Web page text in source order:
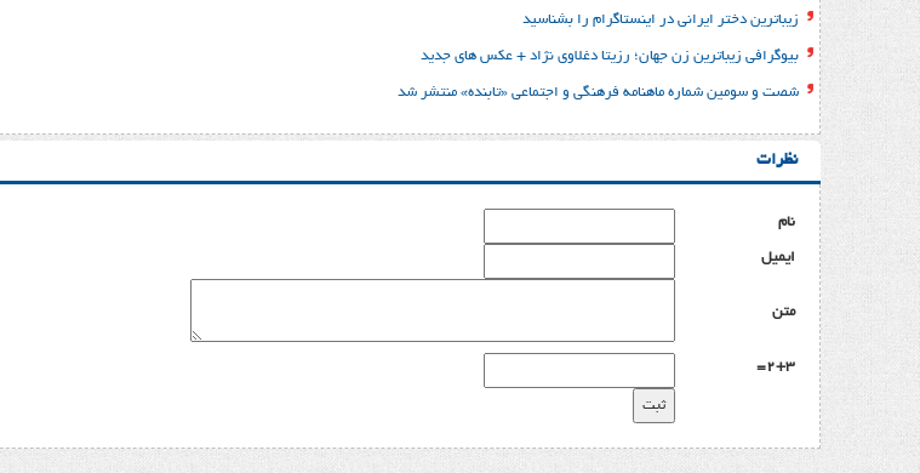
زیباترین دختر ایرانی در اینستاگرام را بشناسید
بیوگرافی زیباترین زن جهان؛ رزیتا دغلاوی نژاد + عکس های جدید
شصت و سومین شماره ماهنامه فرهنگی و اجتماعی «تابنده» منتشر شد
نظرات
نام
ایمیل
متن
2+3=